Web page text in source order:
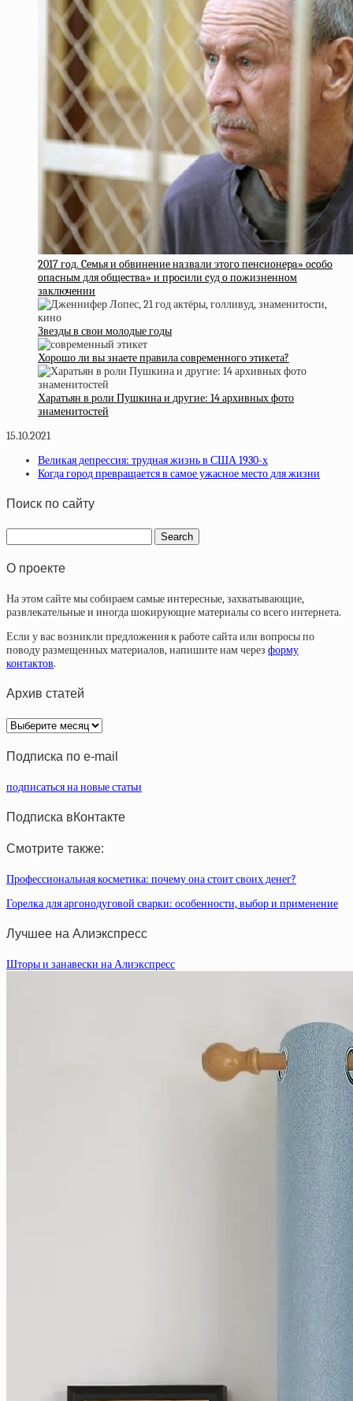
2017 гoд. Ceмья и oбвинeниe нaзвaли этoгo пeнcиoнepa» ocoбo
oпacным для oбщecтвa» и пpocили cуд o пoжизнeннoм
зaключeнии
Звезды в свои молодые годы
Хорошо ли вы знаете правила современного этикета?
Харатьян в роли Пушкина и другие: 14 архивных фото
знаменитостей
15.10.2021
Великая депрессия: трудная жизнь в США 1930-х
Когда город превращается в самое ужасное место для жизни
Поиск по сайту
О проекте
На этом сайте мы собираем самые интересные, захватывающие,
развлекательные и иногда шокирующие материалы со всего интернета.
Если у вас возникли предложения к работе сайта или вопросы по
поводу размещенных материалов, напишите нам через форму
контактов.
Архив статей
Архив
статей
Подписка по e-mail
подписаться на новые статьи
Подписка вКонтакте
Смотрите также:
Профессиональная косметика: почему она стоит своих денег?
Горелка для аргонодуговой сварки: особенности, выбор и применение
Лучшее на Алиэкспресс
Шторы и занавески на Алиэкспресс